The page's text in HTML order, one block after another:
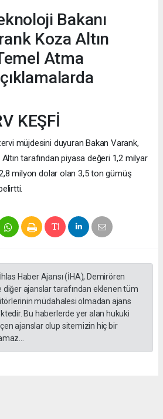
Bakanı
Koza Altın
Atma
KEŞFİ
müjdesini duyuran Bakan Varank,
tarafından piyasa değeri 1,2 milyar
milyon dolar olan 3,5 ton gümüş
Haber Ajansı (İHA), Demirören
diğer ajanslar tarafından eklenen tüm
müdahalesi olmadan ajans
Bu haberlerde yer alan hukuki
ajanslar olup sitemizin hiç bir